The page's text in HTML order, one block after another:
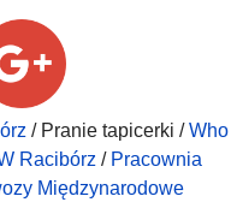
/ Pranie tapicerki /Who
Racibórz / Pracownia
Międzynarodowe